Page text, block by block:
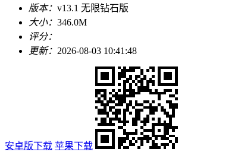
版本： v13.1 无限钻石版
大小： 346.0M
评分：
更新： 2026-08-03 10:41:48
安卓版下载 苹果下载